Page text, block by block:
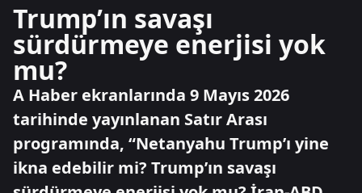
Trump’ın savaşı
sürdürmeye enerjisi yok
mu?
A Haber ekranlarında 9 Mayıs 2026
tarihinde yayınlanan Satır Arası
programında, “Netanyahu Trump’ı yine
ikna edebilir mi? Trump’ın savaşı